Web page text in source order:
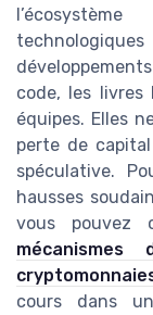
code, les livres
équipes. Elles
perte de
spéculative.
hausses
vous pouvez
cours dans